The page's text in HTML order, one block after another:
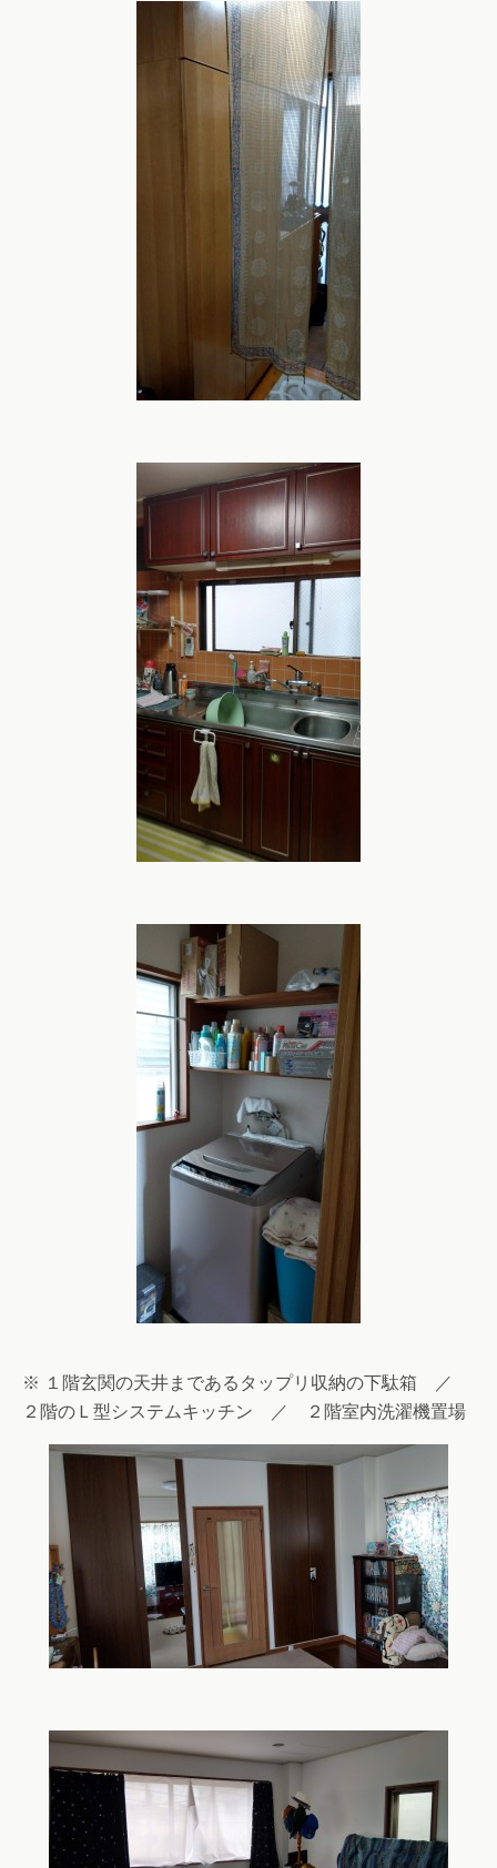
※ １階玄関の天井まであるタップリ収納の下駄箱 ／
２階のＬ型システムキッチン ／ ２階室内洗濯機置場